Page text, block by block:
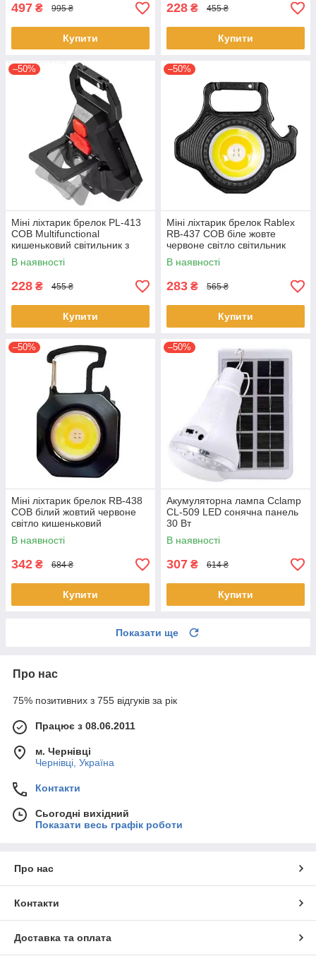
497 ₴ 995 ₴
Купити
228 ₴ 455 ₴
Купити
–50%
Міні ліхтарик брелок PL-413
COB Multifunctional
кишеньковий світильник з
карабіном з магнітом IP44
В наявності
228 ₴ 455 ₴
Купити
–50%
Міні ліхтарик брелок Rablex
RB-437 COB біле жовте
червоне світло світильник
кишеньковий з карабіном
відкривачем
В наявності
283 ₴ 565 ₴
Купити
–50%
Міні ліхтарик брелок RB-438
COB білий жовтий червоне
світло кишеньковий
світильник з карабіном
відкривачкою IP44
В наявності
342 ₴ 684 ₴
Купити
–50%
Акумуляторна лампа Cclamp
CL-509 LED сонячна панель
30 Вт
В наявності
307 ₴ 614 ₴
Купити
Показати ще
Про нас
75% позитивних з 755 відгуків за рік
Працює з 08.06.2011
м. Чернівці
Чернівці, Україна
Контакти
Сьогодні вихідний
Показати весь графік роботи
Про нас
Контакти
Доставка та оплата